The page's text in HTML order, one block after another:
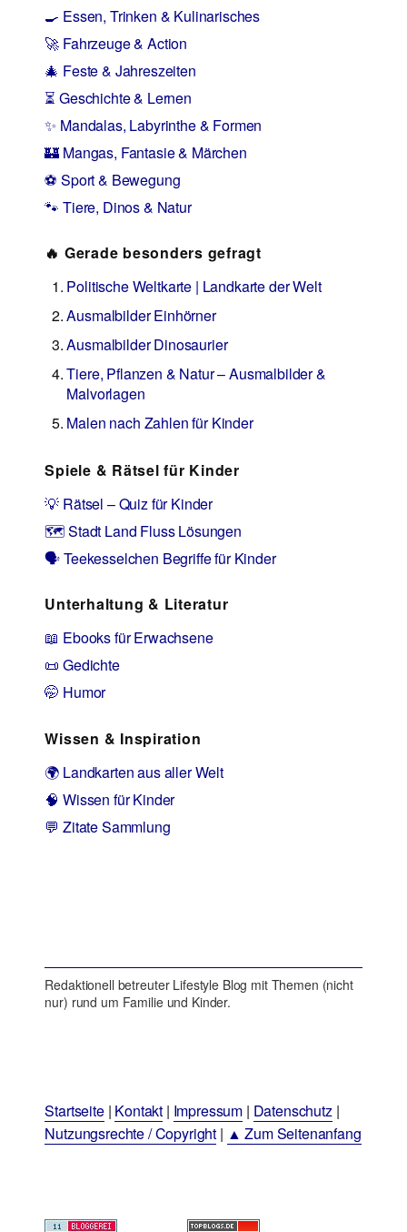
🍳 Essen, Trinken & Kulinarisches
🚀 Fahrzeuge & Action
🎄 Feste & Jahreszeiten
⏳ Geschichte & Lernen
✨ Mandalas, Labyrinthe & Formen
🏰 Mangas, Fantasie & Märchen
⚽ Sport & Bewegung
🐾 Tiere, Dinos & Natur
🔥 Gerade besonders gefragt
Politische Weltkarte | Landkarte der Welt
Ausmalbilder Einhörner
Ausmalbilder Dinosaurier
Tiere, Pflanzen & Natur – Ausmalbilder &
Malvorlagen
Malen nach Zahlen für Kinder
Spiele & Rätsel für Kinder
💡 Rätsel – Quiz für Kinder
🗺️ Stadt Land Fluss Lösungen
🗣️ Teekesselchen Begriffe für Kinder
Unterhaltung & Literatur
📖 Ebooks für Erwachsene
📜 Gedichte
🤭 Humor
Wissen & Inspiration
🌍 Landkarten aus aller Welt
🧠 Wissen für Kinder
💬 Zitate Sammlung
Redaktionell betreuter Lifestyle Blog mit Themen (nicht
nur) rund um Familie und Kinder.
Startseite| Kontakt | Impressum | Datenschutz|
Nutzungsrechte / Copyright | ▲ Zum Seitenanfang